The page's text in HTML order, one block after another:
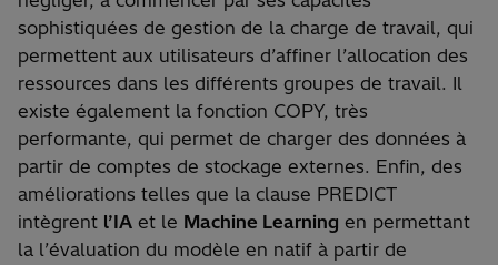
sophistiquées de gestion de la charge de travail, qui
permettent aux utilisateurs d’affiner l’allocation des
ressources dans les différents groupes de travail. Il
existe également la fonction COPY, très
performante, qui permet de charger des données à
partir de comptes de stockage externes. Enfin, des
améliorations telles que la clause PREDICT
intègrent l’IA et le Machine Learning en permettant
la l’évaluation du modèle en natif à partir de